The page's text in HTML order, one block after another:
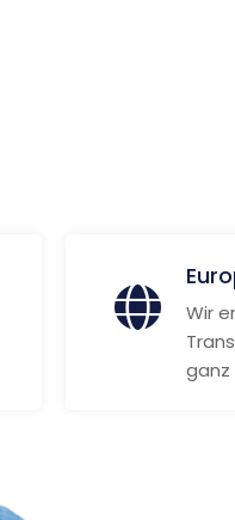
Wir
ganz